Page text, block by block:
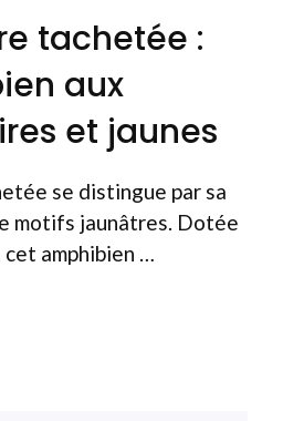
tachetée :
aux
et jaunes
se distingue par sa
motifs jaunâtres. Dotée
amphibien …